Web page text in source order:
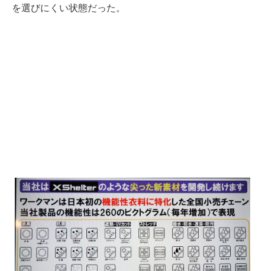
を選びにくい状態だった。